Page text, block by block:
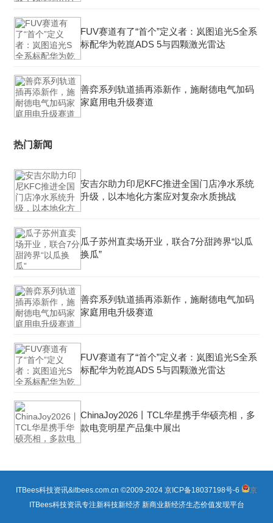
FUV赛道有了“首个”定义者：岚图追光S全系
标配华为乾崑ADS 5与四颗激光雷达
善弈系列轨道插再添新作，施耐德电气加码
家庭用电升级赛道
热门新闻
安吉尔助力印尼KFC推进全国门店净水系统
升级，以本地化方案应对复杂水质挑战
瓜子苏州直卖场开业，联合7分甜跨界“以瓜
换瓜”
善弈系列轨道插再添新作，施耐德电气加码
家庭用电升级赛道
FUV赛道有了“首个”定义者：岚图追光S全系
标配华为乾崑ADS 5与四颗激光雷达
ChinaJoy2026丨TCL华星携手华硕亮相，多
款电竞明星产品集中展出
ITBees科技资讯&itbees.com.cn ©2009-2024 京ICP备18037198号-6
京
ITBees科技资讯专注新科技新经济 新商业新经济生态价值发现平台